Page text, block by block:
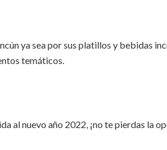
ya sea por sus platillos y bebidas
temáticos.
al nuevo año 2022, ¡no te pierdas la